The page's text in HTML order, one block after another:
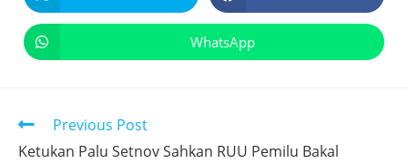
WhatsApp
Previous Post
Ketukan Palu Setnov Sahkan RUU Pemilu Bakal